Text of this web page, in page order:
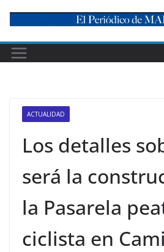
content
ACTUALIDAD
Los detalles
será la
la Pasarela
ciclista en